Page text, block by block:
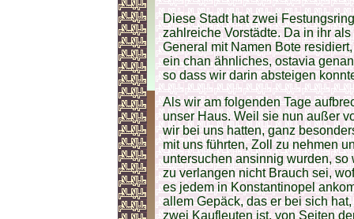
Diese Stadt hat zwei
zahlreiche Vorstädte. Da in ihr
General mit Namen Bote
ein chan ähnliches, ostavia
so dass wir darin absteigen
Als wir am folgenden Tage
unser Haus. Weil sie nun außer
wir bei uns hatten, ganz
mit uns führten, Zoll zu nehmen
untersuchen ansinnig wurden,
zu verlangen nicht Brauch sei,
es jedem in Konstantinopel
allem Gepäck, das er bei sich
zwei Kaufleuten ist, von Seiten